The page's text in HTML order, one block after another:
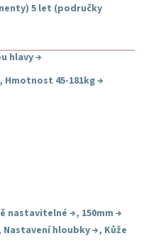
5 let (područky
hlavy→
, Hmotnost 45-181kg→
nastavitelné →, 150mm →
Nastavení hloubky→, Kůže